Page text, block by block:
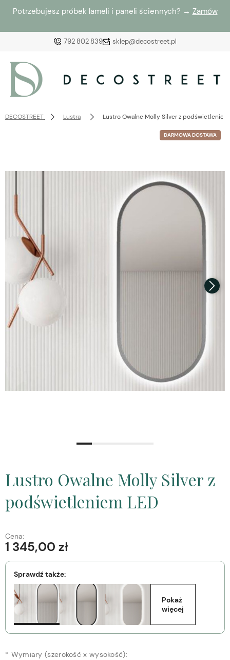
Potrzebujesz próbek lameli i paneli ściennych? → Zamów
792 802 839 sklep@decostreet.pl
Wybierz coś dla siebie z naszej aktualnej oferty lub
zaloguj się, aby przywrócić dodane produkty do listy
z poprzedniej sesji.
DECOSTREET Lustra Lustro Owalne Molly Silver z podświetleniem
DARMOWA DOSTAWA
Lustro Owalne Molly Silver z
podświetleniem LED
Cena:
1 345,00 zł
Sprawdź także:
Pokaż
więcej
* Wymiary (szerokość x wysokość):